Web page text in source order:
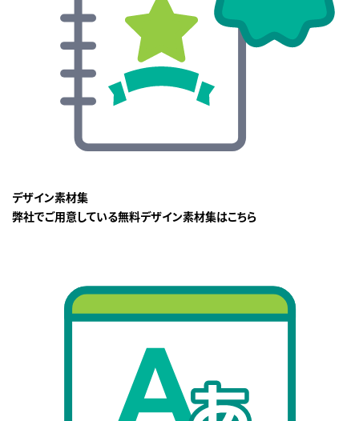
デザイン素材集
弊社でご用意している無料デザイン素材集はこちら